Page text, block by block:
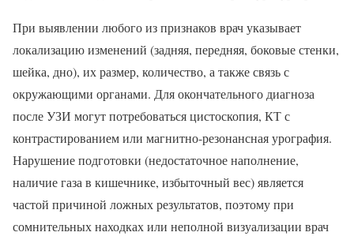
При выявлении любого из признаков врач указывает
локализацию изменений (задняя, передняя, боковые стенки,
шейка, дно), их размер, количество, а также связь с
окружающими органами. Для окончательного диагноза
после УЗИ могут потребоваться цистоскопия, КТ с
контрастированием или магнитно-резонансная урография.
Нарушение подготовки (недостаточное наполнение,
наличие газа в кишечнике, избыточный вес) является
частой причиной ложных результатов, поэтому при
сомнительных находках или неполной визуализации врач